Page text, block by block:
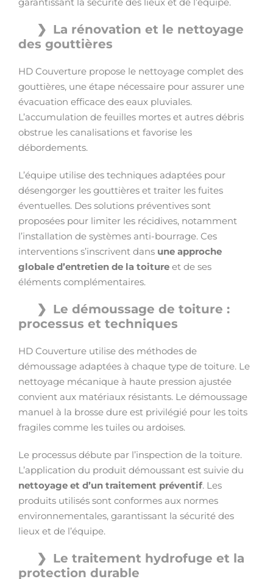
La rénovation et le nettoyage
des gouttières
HD Couverture propose le nettoyage complet des
gouttières, une étape nécessaire pour assurer une
évacuation efficace des eaux pluviales.
L’accumulation de feuilles mortes et autres débris
obstrue les canalisations et favorise les
débordements.
L’équipe utilise des techniques adaptées pour
désengorger les gouttières et traiter les fuites
éventuelles. Des solutions préventives sont
proposées pour limiter les récidives, notamment
l’installation de systèmes anti-bourrage. Ces
interventions s’inscrivent dans une approche
globale d’entretien de la toiture et de ses
éléments complémentaires.
Le démoussage de toiture :
processus et techniques
HD Couverture utilise des méthodes de
démoussage adaptées à chaque type de toiture. Le
nettoyage mécanique à haute pression ajustée
convient aux matériaux résistants. Le démoussage
manuel à la brosse dure est privilégié pour les toits
fragiles comme les tuiles ou ardoises.
Le processus débute par l’inspection de la toiture.
L’application du produit démoussant est suivie du
nettoyage et d’un traitement préventif. Les
produits utilisés sont conformes aux normes
environnementales, garantissant la sécurité des
lieux et de l’équipe.
Le traitement hydrofuge et la
protection durable